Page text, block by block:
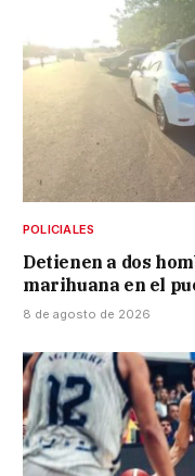
POLICIALES
Detienen a dos
marihuana en el
8 de agosto de 2026